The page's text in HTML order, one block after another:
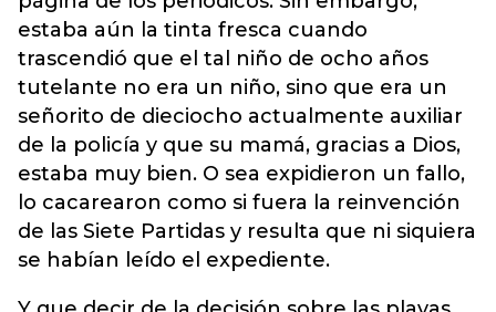
estaba aún la tinta fresca cuando
trascendió que el tal niño de ocho años
tutelante no era un niño, sino que era un
señorito de dieciocho actualmente auxiliar
de la policía y que su mamá, gracias a Dios,
estaba muy bien. O sea expidieron un fallo,
lo cacarearon como si fuera la reinvención
de las Siete Partidas y resulta que ni siquiera
se habían leído el expediente.